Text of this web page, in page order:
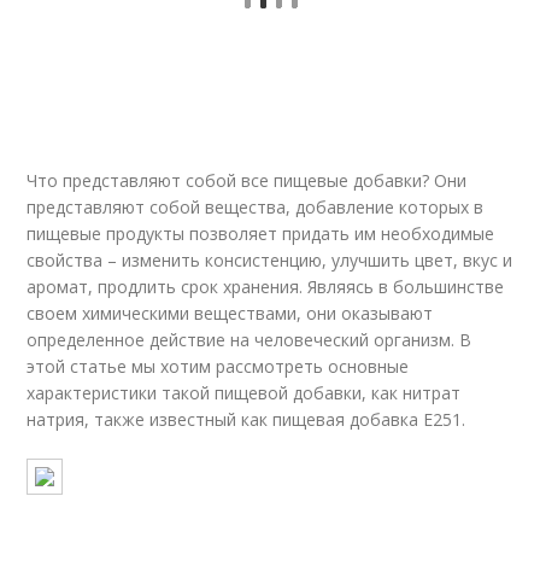
Что представляют собой все пищевые добавки? Они
представляют собой вещества, добавление которых в
пищевые продукты позволяет придать им необходимые
свойства – изменить консистенцию, улучшить цвет, вкус и
аромат, продлить срок хранения. Являясь в большинстве
своем химическими веществами, они оказывают
определенное действие на человеческий организм. В
этой статье мы хотим рассмотреть основные
характеристики такой пищевой добавки, как нитрат
натрия, также известный как пищевая добавка Е251.